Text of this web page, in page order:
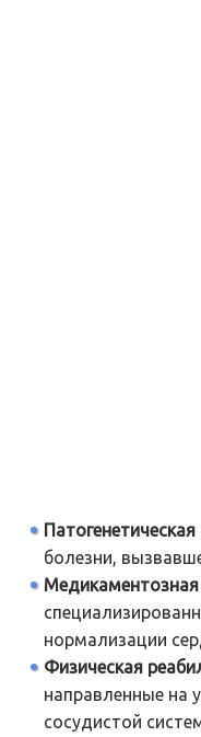
болезни,
нормализации
Физическая
направленные на
сосудистой